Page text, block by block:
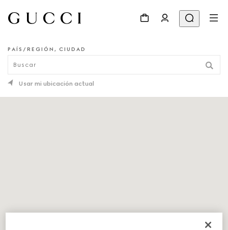
LOCALIZADOR DE TIENDAS
PAÍS/REGIÓN, CIUDAD
Usar mi ubicación actual